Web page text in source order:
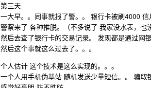
第三天
一大早。。同事就报了警。。 银行卡被刷4000
警察来了 各种推脱。（不多说了 我家没水表，也
然后去查了银行卡的交易记录。 发现都是通过网
然后这个事就这么过去了。。。
个人估计 这个技术是这么实现的。。。
一个人用手机伪基站 随机发送少量短信。。 骗取